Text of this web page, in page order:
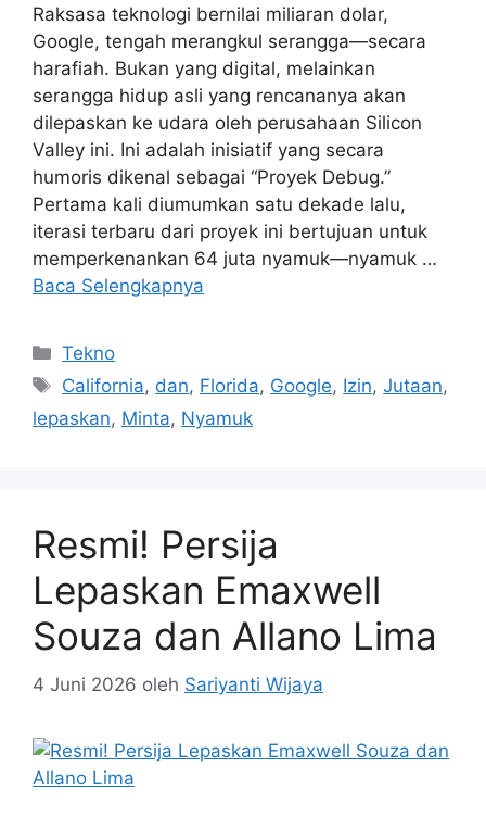
Raksasa teknologi bernilai miliaran dolar,
Google, tengah merangkul serangga—secara
harafiah. Bukan yang digital, melainkan
serangga hidup asli yang rencananya akan
dilepaskan ke udara oleh perusahaan Silicon
Valley ini. Ini adalah inisiatif yang secara
humoris dikenal sebagai “Proyek Debug.”
Pertama kali diumumkan satu dekade lalu,
iterasi terbaru dari proyek ini bertujuan untuk
memperkenankan 64 juta nyamuk—nyamuk …
Baca Selengkapnya
Kategori
Tekno
Tag
California, dan, Florida, Google, Izin,Jutaan,
lepaskan, Minta, Nyamuk
Resmi! Persija
Lepaskan Emaxwell
Souza dan Allano Lima
4 Juni 2026 oleh Sariyanti Wijaya